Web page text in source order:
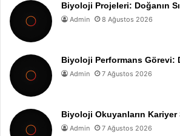
Biyoloji Projeleri: Doğanın
Admin 8 Ağustos 2026
Biyoloji Performans Görevi:
Admin 7 Ağustos 2026
Biyoloji Okuyanların Kariyer
Admin 7 Ağustos 2026